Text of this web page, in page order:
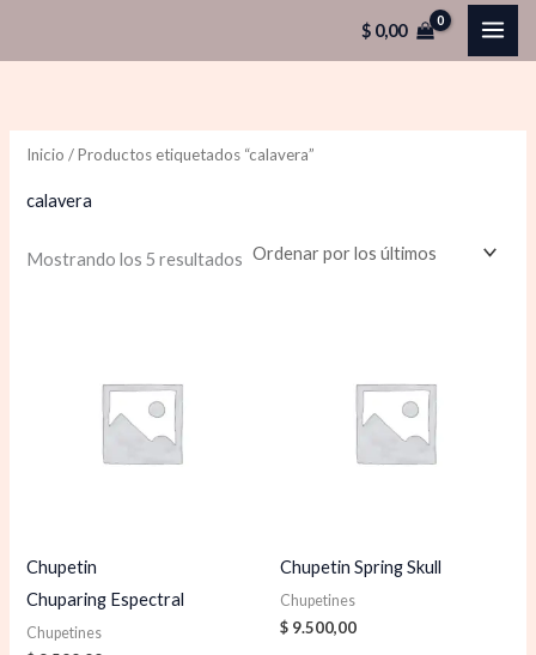
$0,00
Inicio / Productos etiquetados “calavera”
calavera
Mostrando los 5 resultados
últimos
Chupetin
Chuparing Espectral
Chupetines
Chupetin Spring Skull
Chupetines
$ 9.500,00